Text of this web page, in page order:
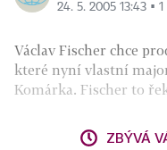
24. 5. 2005 13:43 ▪
Václav Fischer chce
které nyní vlastní
Komárka. Fischer to
ZBÝVÁ